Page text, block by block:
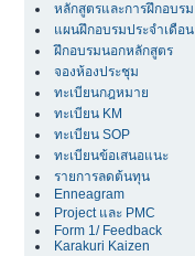
หลักสูตรและการฝึกอบรม
แผนฝึกอบรมประจำเดือน
ฝึกอบรมนอกหลักสูตร
จองห้องประชุม
ทะเบียนกฎหมาย
ทะเบียน KM
ทะเบียน SOP
ทะเบียนข้อเสนอแนะ
รายการลดต้นทุน
Enneagram
Project และ PMC
Form 1/ Feedback
Karakuri Kaizen